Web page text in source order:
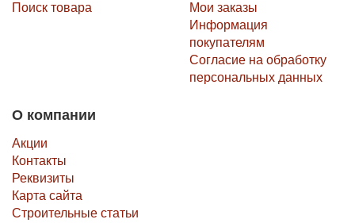
Поиск товара
Мои заказы
Информация
покупателям
Согласие на обработку
персональных данных
О компании
Акции
Контакты
Реквизиты
Карта сайта
Строительные статьи